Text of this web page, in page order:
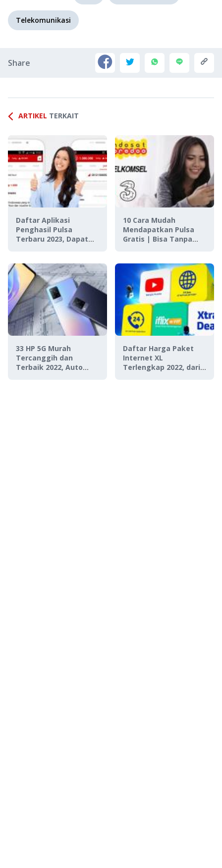
Telekomunikasi
Share
ARTIKEL TERKAIT
Daftar Aplikasi
Penghasil Pulsa
Terbaru 2023, Dapat
10 Cara Mudah
Mendapatkan Pulsa
Gratis | Bisa Tanpa
33 HP 5G Murah
Tercanggih dan
Terbaik 2022, Auto
Daftar Harga Paket
Internet XL
Terlengkap 2022, dari